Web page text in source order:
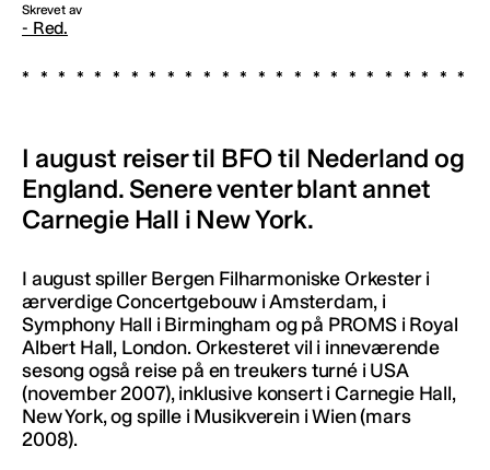
Skrevet av
- Red.
I august reiser til BFO til Nederland og
England. Senere venter blant annet
Carnegie Hall i New York.
I august spiller Bergen Filharmoniske Orkester i
ærverdige Concertgebouw i Amsterdam, i
Symphony Hall i Birmingham og på PROMS i Royal
Albert Hall, London. Orkesteret vil i inneværende
sesong også reise på en treukers turné i USA
(november 2007), inklusive konsert i Carnegie Hall,
New York, og spille i Musikverein i Wien (mars
2008).